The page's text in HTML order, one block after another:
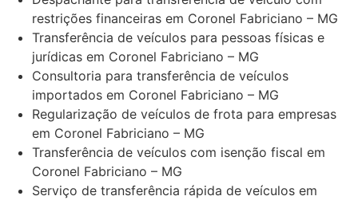
restrições financeiras em Coronel Fabriciano – MG
Transferência de veículos para pessoas físicas e
jurídicas em Coronel Fabriciano – MG
Consultoria para transferência de veículos
importados em Coronel Fabriciano – MG
Regularização de veículos de frota para empresas
em Coronel Fabriciano – MG
Transferência de veículos com isenção fiscal em
Coronel Fabriciano – MG
Serviço de transferência rápida de veículos em